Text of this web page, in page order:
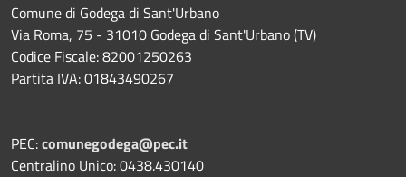
Comune di Godega di Sant'Urbano
Via Roma, 75 - 31010 Godega di Sant'Urbano (TV)
Codice Fiscale: 82001250263
Partita IVA: 01843490267
PEC:comunegodega@pec.it
Centralino Unico: 0438.430140